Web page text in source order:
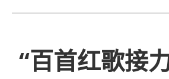
“百首红歌接